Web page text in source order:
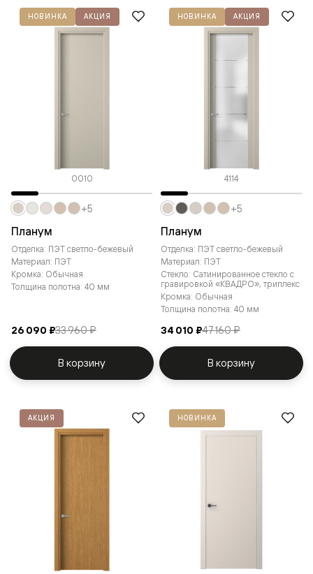
НОВИНКА АКЦИЯ
0010
Планум
Отделка: ПЭТ светло-бежевый
Материал: ПЭТ
Кромка: Обычная
Толщина полотна: 40 мм
26 090 ₽33 960 ₽
+5
В корзину
НОВИНКА АКЦИЯ
4114
Планум
Отделка: ПЭТ светло-бежевый
Материал: ПЭТ
Стекло: Сатинированное стекло с
гравировкой «КВАДРО», триплекс
Кромка: Обычная
Толщина полотна: 40 мм
34 010 ₽47 160 ₽
+5
В корзину
АКЦИЯ НОВИНКА